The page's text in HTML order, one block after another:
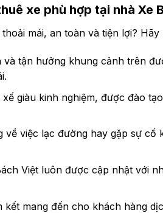
xe phù hợp tại nhà Xe
mái, an toàn và tiện lợi? Hãy
và tận hưởng khung cảnh trên
xế giàu kinh nghiệm, được đào
về việc lạc đường hay gặp sự cố
Việt luôn được cập nhật với
kết mang đến cho khách hàng